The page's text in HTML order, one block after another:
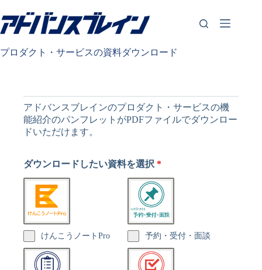
ン
テ
ツ
プロダクト・サービスの資料ダウンロード
アドバンスブレインのプロダクト・サービスの機
能紹介のパンフレットがPDFファイルでダウンロー
ドいただけます。
ダウンロードしたい資料を選択 *
けんこうノートPro 予約・受付・面談